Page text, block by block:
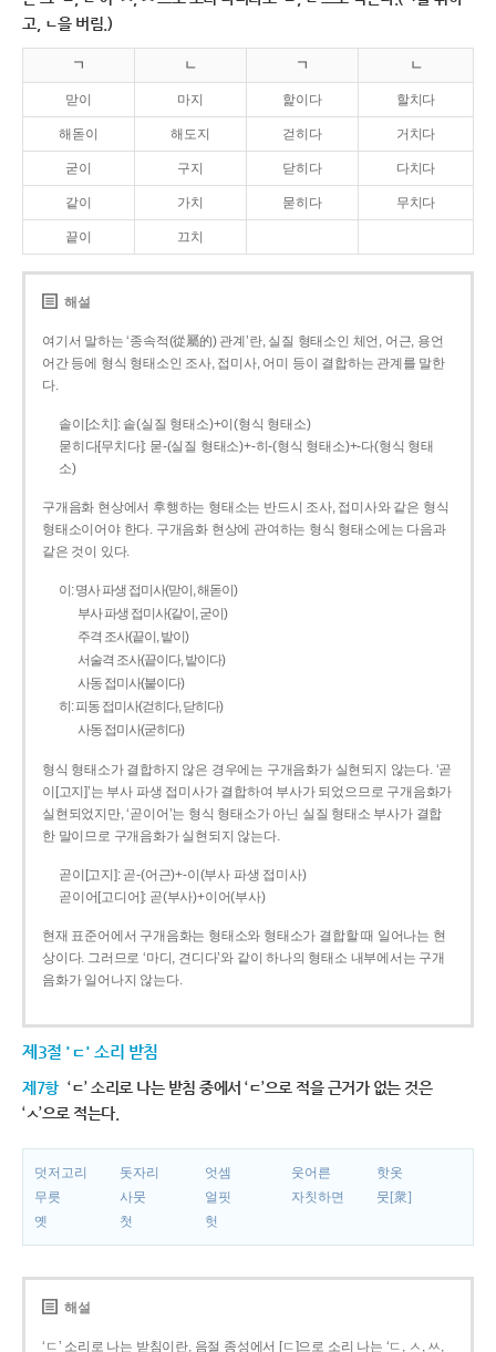
고, ㄴ을 버림.)
ㄱ ㄴ ㄱ ㄴ
맏이 마지 핥이다 할치다
해돋이 해도지 걷히다 거치다
굳이 구지 닫히다 다치다
같이 가치 묻히다 무치다
끝이 끄치
해설
여기서 말하는 ‘종속적(從屬的) 관계’란, 실질 형태소인 체언, 어근, 용언
어간 등에 형식 형태소인 조사, 접미사, 어미 등이 결합하는 관계를 말한
다.
솥이[소치]: 솥(실질 형태소)+이(형식 형태소)
묻히다[무치다]: 묻­-(실질 형태소)+­-히­-(형식 형태소)+-다(형식 형태
소)
구개음화 현상에서 후행하는 형태소는 반드시 조사, 접미사와 같은 형식
형태소이어야 한다. 구개음화 현상에 관여하는 형식 형태소에는 다음과
같은 것이 있다.
이: 명사 파생 접미사(맏이, 해돋이)
부사 파생 접미사(같이, 굳이)
주격 조사(끝이, 밭이)
서술격 조사(끝이다, 밭이다)
사동 접미사(붙이다)
히: 피동 접미사(걷히다, 닫히다)
사동 접미사(굳히다)
형식 형태소가 결합하지 않은 경우에는 구개음화가 실현되지 않는다. ‘곧
이[고지]’는 부사 파생 접미사가 결합하여 부사가 되었으므로 구개음화가
실현되었지만, ‘곧이어’는 형식 형태소가 아닌 실질 형태소 부사가 결합
한 말이므로 구개음화가 실현되지 않는다.
곧이[고지]: 곧-­(어근)+­-이(부사 파생 접미사)
곧이어[고디어]: 곧(부사)+이어(부사)
현재 표준어에서 구개음화는 형태소와 형태소가 결합할 때 일어나는 현
상이다. 그러므로 ‘마디, 견디다’와 같이 하나의 형태소 내부에서는 구개
음화가 일어나지 않는다.
제3절 'ㄷ' 소리 받침
제7항 ‘ㄷ’ 소리로 나는 받침 중에서 ‘ㄷ’으로 적을 근거가 없는 것은
‘ㅅ’으로 적는다.
덧저고리 돗자리 엇셈 웃어른
핫옷
무릇
사뭇 얼핏 자칫하면
뭇[衆]
옛
첫 헛
해설
‘ㄷ’ 소리로 나는 받침이란, 음절 종성에서 [ㄷ]으로 소리 나는 ‘ㄷ, ㅅ, ㅆ,